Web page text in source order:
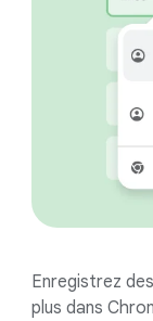
Enregistrez
plus dans